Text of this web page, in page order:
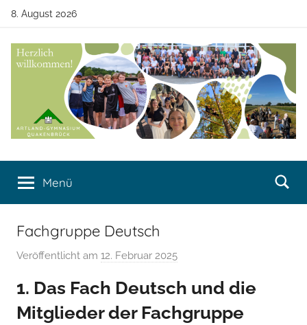
Zum
springen
8. August 2026
Artland-
Gymnasium
Quakenbrück
Quakenbrück
Menü
Fachgruppe Deutsch
Veröffentlicht am 12. Februar 2025
n
T
1. Das Fach Deutsch und die
Mitglieder der Fachgruppe